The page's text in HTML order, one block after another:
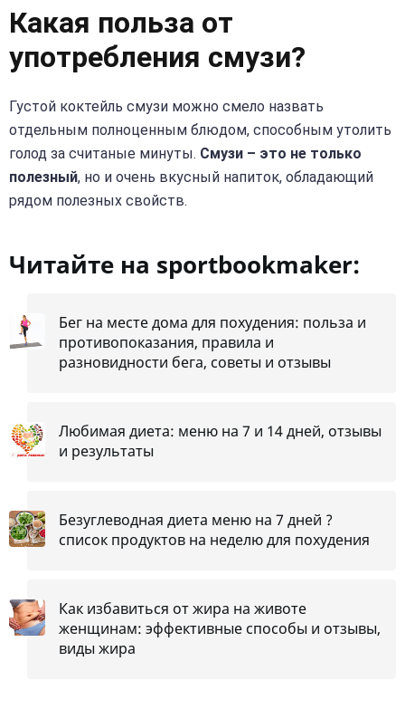
Какая польза от
употребления смузи?
Густой коктейль смузи можно смело назвать
отдельным полноценным блюдом, способным утолить
голод за считаные минуты. Смузи – это не только
полезный, но и очень вкусный напиток, обладающий
рядом полезных свойств.
Читайте на sportbookmaker:
Бег на месте дома для похудения: польза и
противопоказания, правила и
разновидности бега, советы и отзывы
Любимая диета: меню на 7 и 14 дней, отзывы
и результаты
Безуглеводная диета меню на 7 дней ?
список продуктов на неделю для похудения
Как избавиться от жира на животе
женщинам: эффективные способы и отзывы,
виды жира